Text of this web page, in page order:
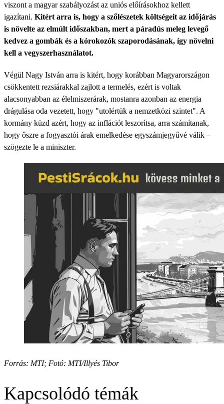
viszont a magyar szabályozást az uniós előírásokhoz kellett
igazítani. Kitért arra is, hogy a szőlészetek költségeit az időjárás
is növelte az elmúlt időszakban, mert a páradús meleg levegő
kedvez a gombák és a kórokozók szaporodásának, így növelni
kell a vegyszerhasználatot.
Végül Nagy István arra is kitért, hogy korábban Magyarországon
csökkentett rezsiárakkal zajlott a termelés, ezért is voltak
alacsonyabban az élelmiszerárak, mostanra azonban az energia
drágulása oda vezetett, hogy "utolértük a nemzetközi szintet". A
kormány küzd azért, hogy az inflációt leszorítsa, arra számítanak,
hogy őszre a fogyasztói árak emelkedése egyszámjegyűvé válik –
szögezte le a miniszter.
Forrás: MTI; Fotó: MTI/Illyés Tibor
Kapcsolódó témák